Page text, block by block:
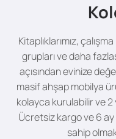
Kitaplıklarımız,
grupları ve daha
açısından evinize
masif ahşap mobilya
kolayca kurulabilir ve 2
Ücretsiz kargo ve 6
sahip